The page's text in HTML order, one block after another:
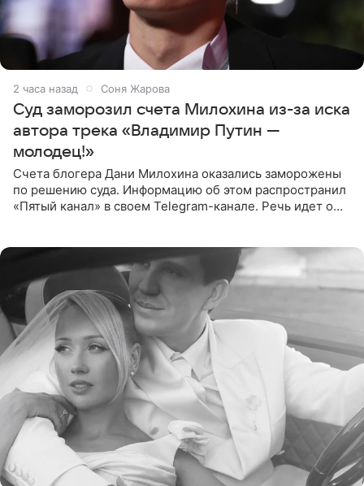
2 часа назад Соня Жарова
Суд заморозил счета Милохина из-за иска
автора трека «Владимир Путин —
молодец!»
Счета блогера Дани Милохина оказались заморожены
по решению суда. Информацию об этом распространил
«Пятый канал» в своем Telegram-канале. Речь идет о